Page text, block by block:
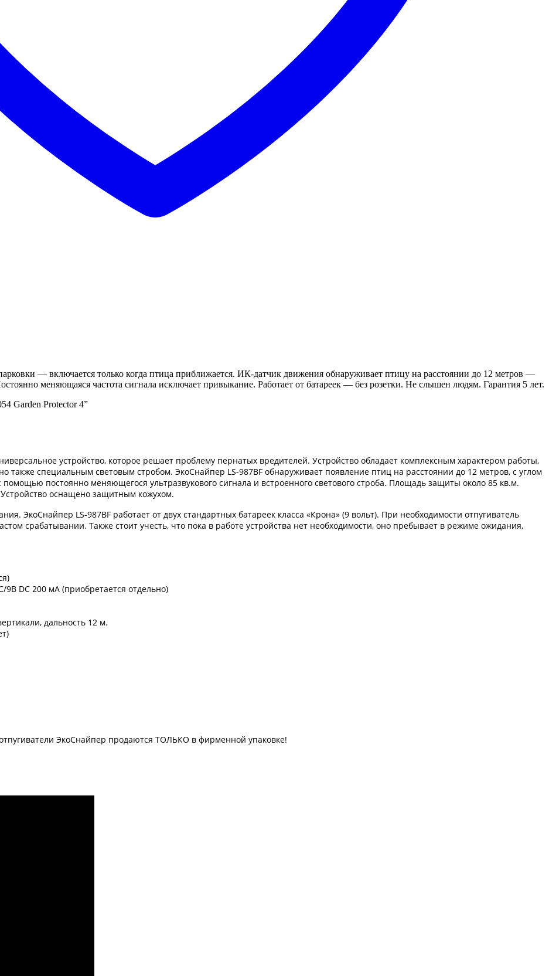
— включается только когда птица приближается. ИК-датчик движения обнаруживает птицу на расстоянии до 12 метров —
меняющаяся частота сигнала исключает привыкание. Работает от батареек — без розетки. Не слышен людям. Гарантия 5 лет.
Garden Protector 4”
устройство, которое решает проблему пернатых вредителей. Устройство обладает комплексным характером работы,
также специальным световым стробом. ЭкоСнайпер LS-987BF обнаруживает появление птиц на расстоянии до 12 метров, с углом
помощью постоянно меняющегося ультразвукового сигнала и встроенного светового строба. Площадь защиты около 85 кв.м.
оснащено защитным кожухом.
ЭкоСнайпер LS-987BF работает от двух стандартных батареек класса «Крона» (9 вольт). При необходимости отпугиватель
срабатывании. Также стоит учесть, что пока в работе устройства нет необходимости, оно пребывает в режиме ожидания,
DC 200 мА (приобретается отдельно)
дальность 12 м.
ЭкоСнайпер продаются ТОЛЬКО в фирменной упаковке!